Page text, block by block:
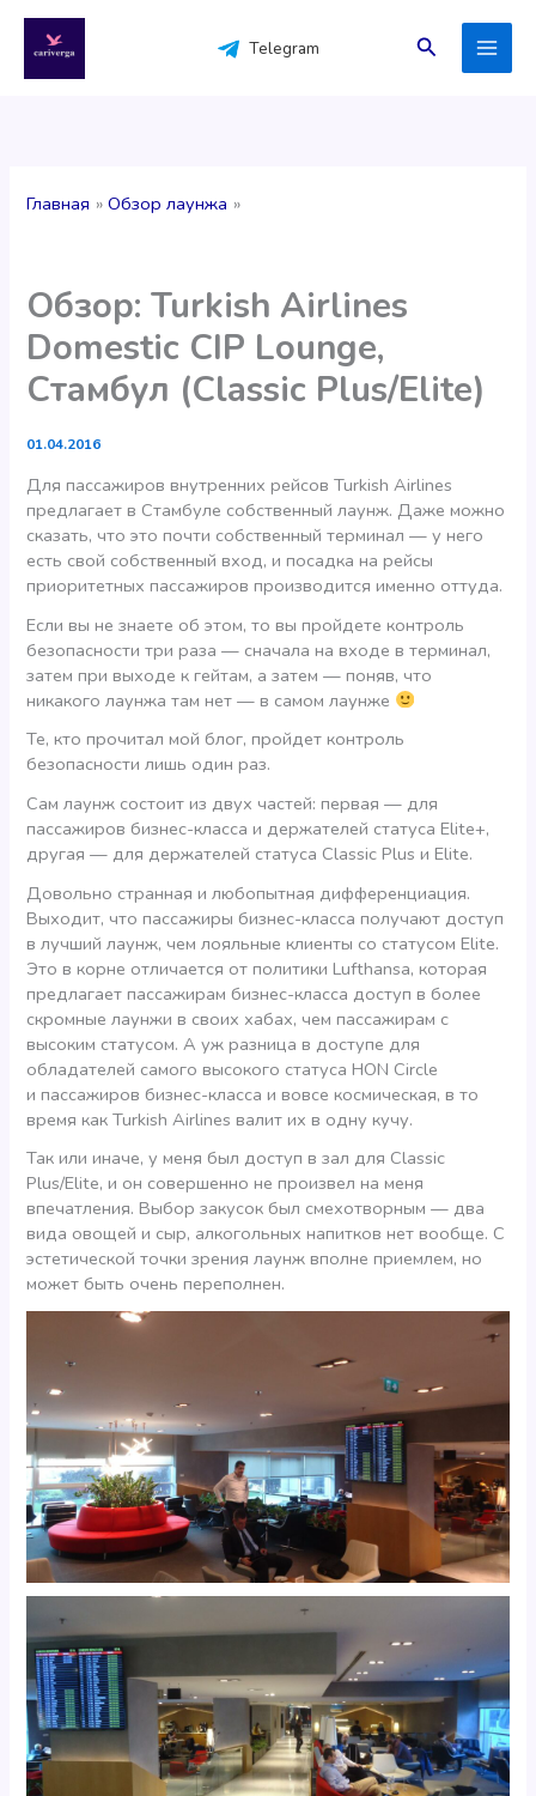
содержимому
Telegram Поиск
Главная Обзор лаунжа
Обзор: Turkish Airlines
Domestic CIP Lounge,
Стамбул (Classic Plus/Elite)
01.04.2016
Для пассажиров внутренних рейсов Turkish Airlinеs
предлагает в Стамбуле собственный лаунж. Даже можно
сказать, что это почти собственный терминал — у него
есть свой собственный вход, и посадка на рейсы
приоритетных пассажиров производится именно оттуда.
Если вы не знаете об этом, то вы пройдете контроль
безопасности три раза — сначала на входе в терминал,
затем при выходе к гейтам, а затем — поняв, что
никакого лаунжа там нет — в самом лаунже
Те, кто прочитал мой блог, пройдет контроль
безопасности лишь один раз.
Сам лаунж состоит из двух частей: первая — для
пассажиров бизнес-класса и держателей статуса Elite+,
другая — для держателей статуса Classic Plus и Elite.
Довольно странная и любопытная дифференциация.
Выходит, что пассажиры бизнес-класса получают доступ
в лучший лаунж, чем лояльные клиенты со статусом Elite.
Это в корне отличается от политики Lufthansa, которая
предлагает пассажирам бизнес-класса доступ в более
скромные лаунжи в своих хабах, чем пассажирам с
высоким статусом. А уж разница в доступе для
обладателей самого высокого статуса HON Circle
и пассажиров бизнес-класса и вовсе космическая, в то
время как Turkish Airlines валит их в одну кучу.
Так или иначе, у меня был доступ в зал для Classic
Plus/Elite, и он совершенно не произвел на меня
впечатления. Выбор закусок был смехотворным — два
вида овощей и сыр, алкогольных напитков нет вообще. С
эстетической точки зрения лаунж вполне приемлем, но
может быть очень переполнен.